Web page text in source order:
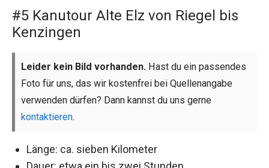
#5 Kanutour Alte Elz von Riegel bis
Kenzingen
Leider kein Bild vorhanden. Hast du ein passendes
Foto für uns, das wir kostenfrei bei Quellenangabe
verwenden dürfen? Dann kannst du uns gerne
kontaktieren.
Länge: ca. sieben Kilometer